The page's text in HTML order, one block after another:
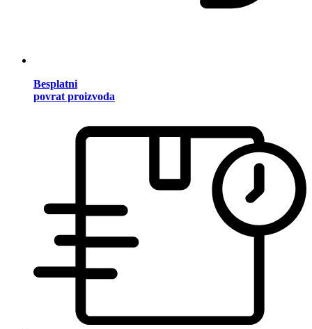
Besplatni
povrat proizvoda